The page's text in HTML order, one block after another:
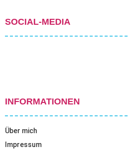
SOCIAL-MEDIA
INFORMATIONEN
Über mich
Impressum